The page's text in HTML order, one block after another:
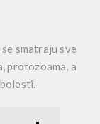
smatraju sve
protozoama, a